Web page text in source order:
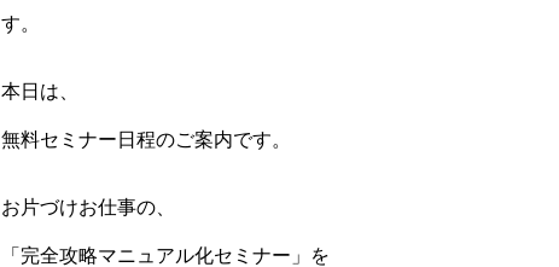
す。
本日は、
無料セミナー日程のご案内です。
お片づけお仕事の、
「完全攻略マニュアル化セミナー」を